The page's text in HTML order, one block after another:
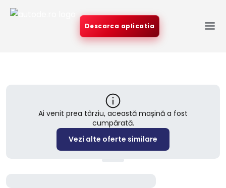
Descarca aplicatia
Ai venit prea târziu, această mașină a fost
cumpărată.
Vezi alte oferte similare